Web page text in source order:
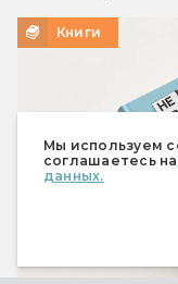
Мы используем
соглашаетесь на
данных.
Книги